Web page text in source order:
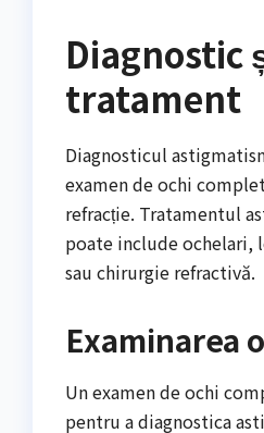
Diagnostic
tratament
Diagnosticul
examen de ochi
refracție. Tratamentul
poate include ochelari,
sau chirurgie refractivă.
Examinarea
Un examen de ochi
pentru a diagnostica